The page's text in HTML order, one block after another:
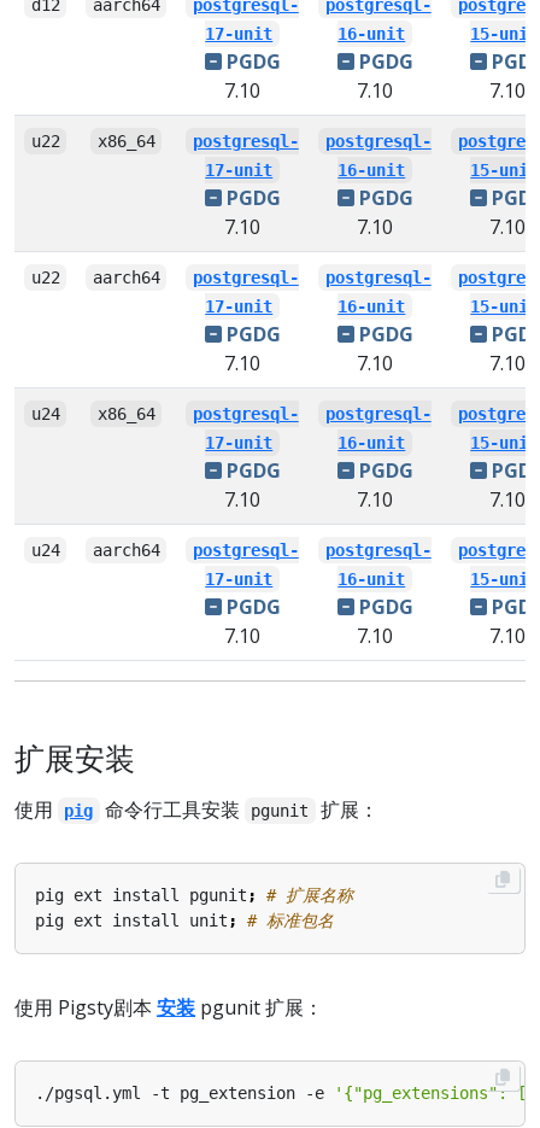
d12 aarch64
postgresql-
17-unit
PGDG
7.10
postgresql-
16-unit
PGDG
7.10
15-unit
7.10
u22 x86_64
postgresql-
17-unit
PGDG
7.10
postgresql-
16-unit
PGDG
7.10
15-unit
7.10
u22 aarch64
postgresql-
17-unit
PGDG
7.10
postgresql-
16-unit
PGDG
7.10
15-unit
7.10
u24 x86_64
postgresql-
17-unit
PGDG
7.10
postgresql-
16-unit
PGDG
7.10
15-unit
7.10
u24 aarch64
postgresql-
17-unit
PGDG
7.10
postgresql-
16-unit
PGDG
7.10
15-unit
7.10
扩展安装
使用 pig 命令行工具安装 pgunit 扩展：
pig ext install pgunit ;
# 扩展名称
pig ext install unit ; # 标准包名
使用 Pigsty剧本 安装 pgunit 扩展：
./pgsql.yml -t pg_extension -e '{"pg_extensions":